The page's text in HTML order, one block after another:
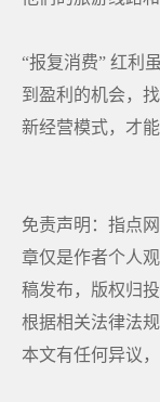
“报复消费” 红利
到盈利的机会，
新经营模式，才
免责声明：指点
章仅是作者个人
稿发布，版权归
根据相关法律法
本文有任何异议，